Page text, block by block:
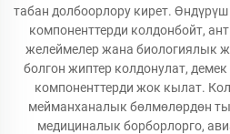
табан долбоорлору кирет.
компоненттерди колдонбойт,
желеймелер жана биологиялык
болгон жиптер колдонулат,
компоненттерди жок кылат.
мейманханалык бөлмөлөрдөн
медициналык борборлорго,